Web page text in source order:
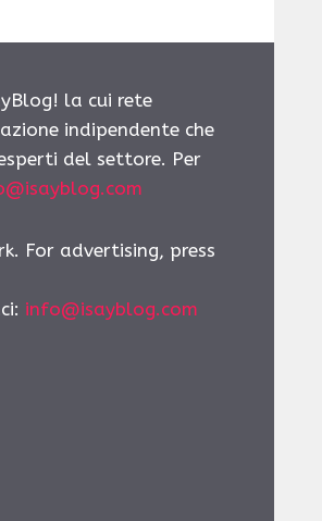
la cui rete
indipendente che
del settore. Per
For advertising, press
info@isayblog.com